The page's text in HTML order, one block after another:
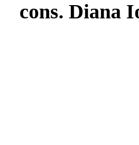
cons. Diana